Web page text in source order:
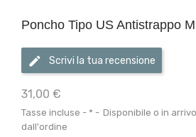
Poncho Tipo US Antistrappo
Scrivi la tua recensione
31,00 €
Tasse incluse *
Disponibile o in
dall'ordine